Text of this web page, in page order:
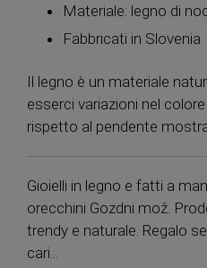
Materiale: legno di
Fabbricati in Slovenia
Il legno è un materiale
esserci variazioni nel
rispetto al pendente
Gioielli in legno e fatti a
orecchini Gozdni mož.
trendy e naturale. Regalo
cari...